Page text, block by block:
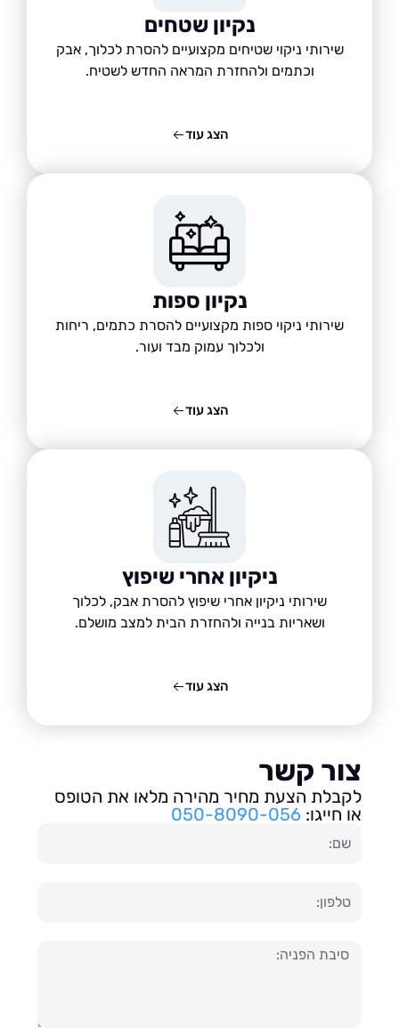
נקיון שטחים
שירותי ניקוי שטיחים מקצועיים להסרת לכלוך, אבק
וכתמים ולהחזרת המראה החדש לשטיח.
נקיון ספות
שירותי ניקוי ספות מקצועיים להסרת כתמים, ריחות
ולכלוך עמוק מבד ועור.
ניקיון אחרי שיפוץ
שירותי ניקיון אחרי שיפוץ להסרת אבק, לכלוך
ושאריות בנייה ולהחזרת הבית למצב מושלם.
קשר
הצעת מחיר מהירה מלאו את הטופס
חייגו:050-8090-056